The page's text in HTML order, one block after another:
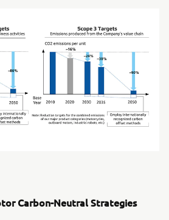
Carbon-Neutral Strategies